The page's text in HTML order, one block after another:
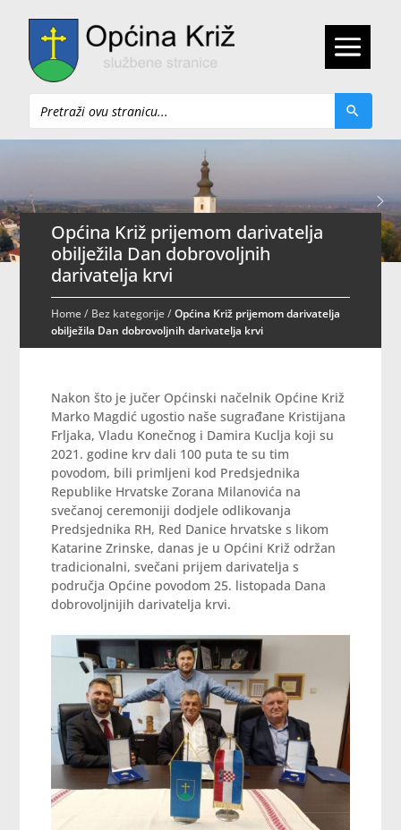
Pretraži
Općina Križ prijemom darivatelja
obilježila Dan dobrovoljnih
darivatelja krvi
Home/ Bez kategorije/Općina Križ prijemom darivatelja
obilježila Dan dobrovoljnih darivatelja krvi
Nakon što je jučer Općinski načelnik Općine Križ
Marko Magdić ugostio naše sugrađane Kristijana
Frljaka, Vladu Konečnog i Damira Kuclja koji su
2021. godine krv dali 100 puta te su tim
povodom, bili primljeni kod Predsjednika
Republike Hrvatske Zorana Milanovića na
svečanoj ceremoniji dodjele odlikovanja
Predsjednika RH, Red Danice hrvatske s likom
Katarine Zrinske, danas je u Općini Križ održan
tradicionalni, svečani prijem darivatelja s
područja Općine povodom 25. listopada Dana
dobrovoljnijih darivatelja krvi.